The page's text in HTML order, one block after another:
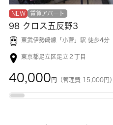
NEW 賃貸アパート
98 クロス五反野3
東武伊勢崎線「 小菅」駅 徒歩4分
東京都足立区足立２丁目
40,000 円 （管理費 15,000円）